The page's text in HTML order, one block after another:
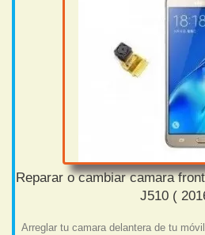
Reparar o cambiar camara
J510 (
Arreglar tu camara delantera de tu